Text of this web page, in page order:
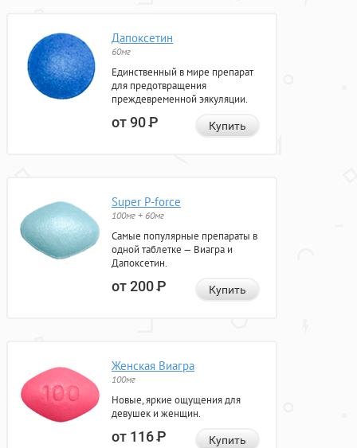
Дапоксетин
60мг
Единственный в мире препарат
для предотвращения
преждевременной эякуляции.
от 90Р Купить
Super P-force
100мг + 60мг
Самые популярные препараты в
одной таблетке — Виагра и
Дапоксетин.
от 200Р Купить
Женская Виагра
100мг
Новые, яркие ощущения для
девушек и женщин.
от 116Р Купить